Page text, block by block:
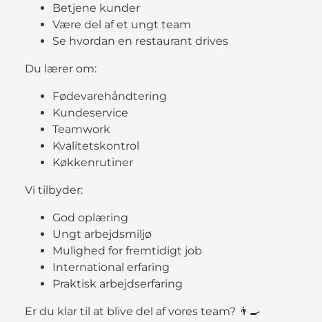
Betjene kunder
Være del af et ungt team
Se hvordan en restaurant drives
Du lærer om:
Fødevarehåndtering
Kundeservice
Teamwork
Kvalitetskontrol
Køkkenrutiner
Vi tilbyder:
God oplæring
Ungt arbejdsmiljø
Mulighed for fremtidigt job
International erfaring
Praktisk arbejdserfaring
Er du klar til at blive del af vores team? 👨‍🍳